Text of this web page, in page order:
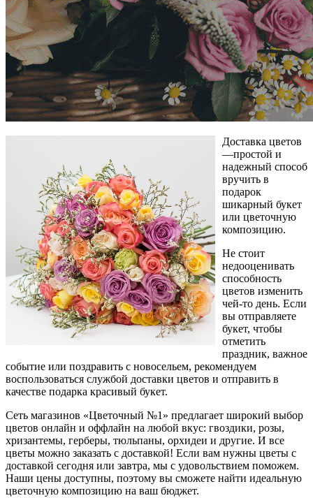
Доставка цветов
—простой и
надежный способ
вручить в
подарок
шикарный букет
или цветочную
композицию.
Не стоит
недооценивать
способность
цветов изменить
чей-то день. Если
вы отправляете
букет, чтобы
отметить
праздник, важное
событие или поздравить с новосельем, рекомендуем
воспользоваться службой доставки цветов и отправить в
качестве подарка красивый букет.
Сеть магазинов «Цветочный №1» предлагает широкий выбор
цветов онлайн и оффлайн на любой вкус: гвоздики, розы,
хризантемы, герберы, тюльпаны, орхидеи и другие. И все
цветы можно заказать с доставкой! Если вам нужны цветы с
доставкой сегодня или завтра, мы с удовольствием поможем.
Наши цены доступны, поэтому вы сможете найти идеальную
цветочную композицию на ваш бюджет.